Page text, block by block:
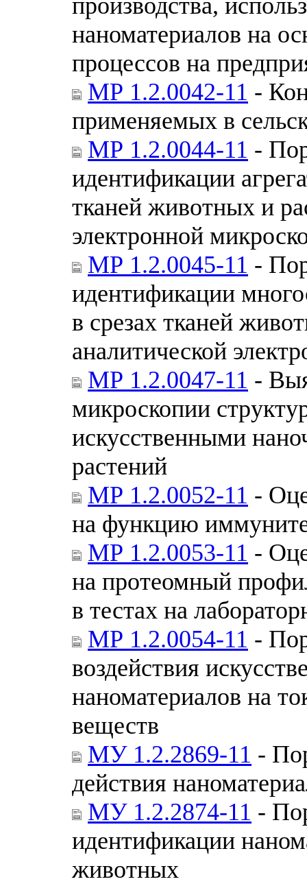
наноматериалов на
процессов на
МР 1.2.0042-11 -
применяемых в
МР 1.2.0044-11 -
идентификации
тканей животных и
электронной
МР 1.2.0045-11 -
идентификации
в срезах тканей
аналитической
МР 1.2.0047-11 -
микроскопии
искусственными
растений
МР 1.2.0052-11 -
на функцию
МР 1.2.0053-11 -
на протеомный
в тестах на
МР 1.2.0054-11 -
воздействия
наноматериалов на
веществ
МУ 1.2.2869-11 -
действия
МУ 1.2.2874-11 -
идентификации
животных